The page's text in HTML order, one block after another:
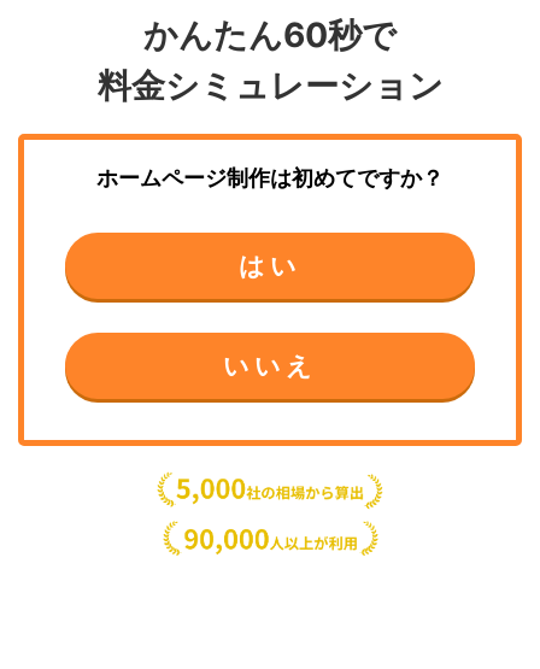
かんたん60秒で
料金シミュレーション
ホームページ制作は初めてですか？
はい
いいえ